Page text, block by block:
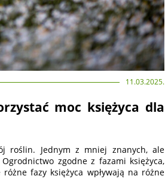
11.03.2025.
moc księżyca dla
roślin. Jednym z mniej znanych, ale
zgodne z fazami księżyca,
fazy księżyca wpływają na różne